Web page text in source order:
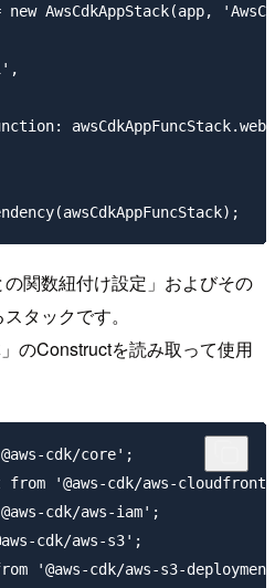
new AwsCdkAppStack(app,
の関数紐付け設定」およびその
タックです。
のConstructを読み取って使用
cdk/core';
'@aws-cdk/aws-
cdk/aws-iam';
cdk/aws-s3';
'@aws-cdk/aws-s3-